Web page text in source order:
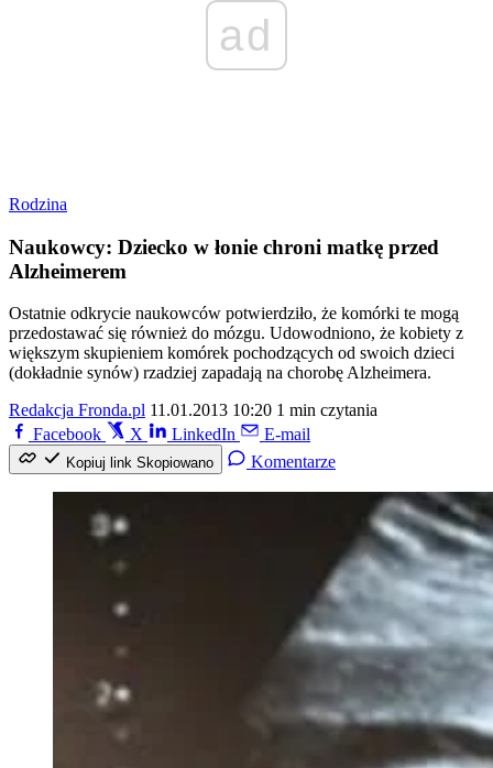
ad
Rodzina
Naukowcy: Dziecko w łonie chroni matkę przed
Alzheimerem
Ostatnie odkrycie naukowców potwierdziło, że komórki te mogą
przedostawać się również do mózgu. Udowodniono, że kobiety z
większym skupieniem komórek pochodzących od swoich dzieci
(dokładnie synów) rzadziej zapadają na chorobę Alzheimera.
Redakcja Fronda.pl 11.01.2013 10:20 1 min czytania
Facebook
X LinkedIn E-mail
Kopiuj link Skopiowano Komentarze